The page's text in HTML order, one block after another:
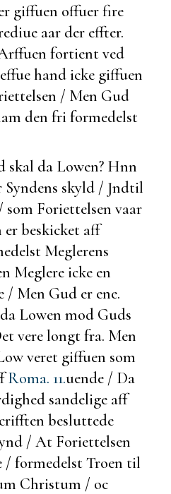
giffuen offuer fire
aar der effter.
fortient ved
hand icke giffuen
/ Men Gud
den fri formedelst
skal da Lowen? Hnn
skyld / Jndtil
som Foriettelsen vaar
erbeskicket aff
Meglerens
Meglere icke en
/ Men Gud er ene.
Lowen mod Guds
vere longt fra. Men
veret giffuen som
Roma. 11.uende / Da
sandelige aff
besluttede
/ At Foriettelsen
/ formedelst Troen til
Christum / oc